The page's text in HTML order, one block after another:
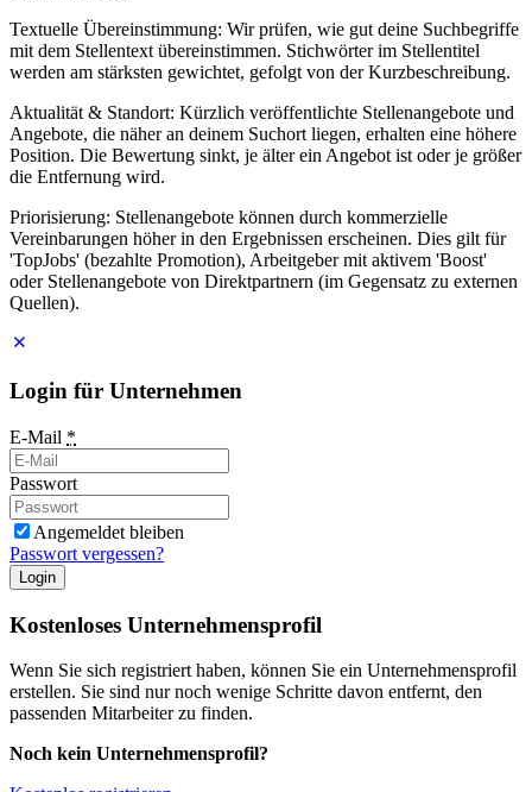
Textuelle Übereinstimmung: Wir prüfen, wie gut deine Suchbegriffe
mit dem Stellentext übereinstimmen. Stichwörter im Stellentitel
werden am stärksten gewichtet, gefolgt von der Kurzbeschreibung.
Aktualität & Standort: Kürzlich veröffentlichte Stellenangebote und
Angebote, die näher an deinem Suchort liegen, erhalten eine höhere
Position. Die Bewertung sinkt, je älter ein Angebot ist oder je größer
die Entfernung wird.
Priorisierung: Stellenangebote können durch kommerzielle
Vereinbarungen höher in den Ergebnissen erscheinen. Dies gilt für
'TopJobs' (bezahlte Promotion), Arbeitgeber mit aktivem 'Boost'
oder Stellenangebote von Direktpartnern (im Gegensatz zu externen
Quellen).
Login für Unternehmen
E-Mail *
Passwort
Angemeldet bleiben
Passwort vergessen?
Login
Kostenloses Unternehmensprofil
Wenn Sie sich registriert haben, können Sie ein Unternehmensprofil
erstellen. Sie sind nur noch wenige Schritte davon entfernt, den
passenden Mitarbeiter zu finden.
Noch kein Unternehmensprofil?